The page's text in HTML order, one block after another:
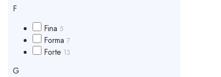
F
Fina 5
Forma 7
Forte 13
G